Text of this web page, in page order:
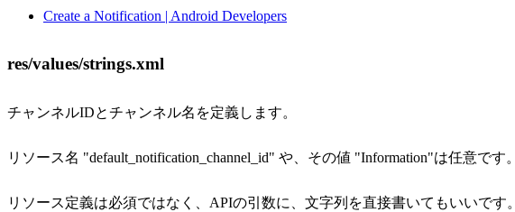
Create a Notification | Android Developers
res/values/strings.xml
チャンネルIDとチャンネル名を定義します。
リソース名 "default_notification_channel_id" や、その値 "Information"は任意です。
リソース定義は必須ではなく、APIの引数に、文字列を直接書いてもいいです。